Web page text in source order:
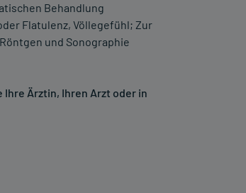
Behandlung
Flatulenz, Völlegefühl; Zur
und Sonographie
Ihre Ärztin, Ihren Arzt oder in